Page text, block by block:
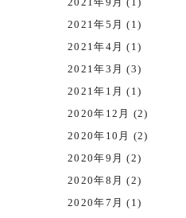
2021年5月 (1)
2021年4月 (1)
2021年3月 (3)
2021年1月 (1)
2020年12月 (2)
2020年10月 (2)
2020年9月 (2)
2020年8月 (2)
2020年7月 (1)